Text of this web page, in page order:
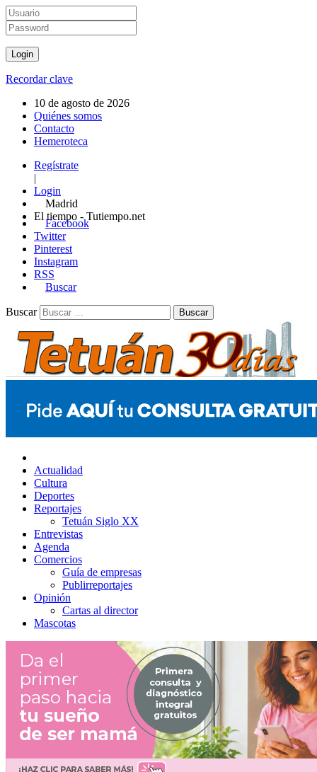
Recordar clave
10 de agosto de 2026
Quiénes somos
Contacto
Hemeroteca
Regístrate
|
Login
Madrid
El tiempo - Tutiempo.net
Facebook
Twitter
Pinterest
Instagram
RSS
Buscar
Buscar
Actualidad
Cultura
Deportes
Reportajes
Tetuán Siglo XX
Entrevistas
Agenda
Comercios
Guía de empresas
Publirreportajes
Opinión
Cartas al director
Mascotas